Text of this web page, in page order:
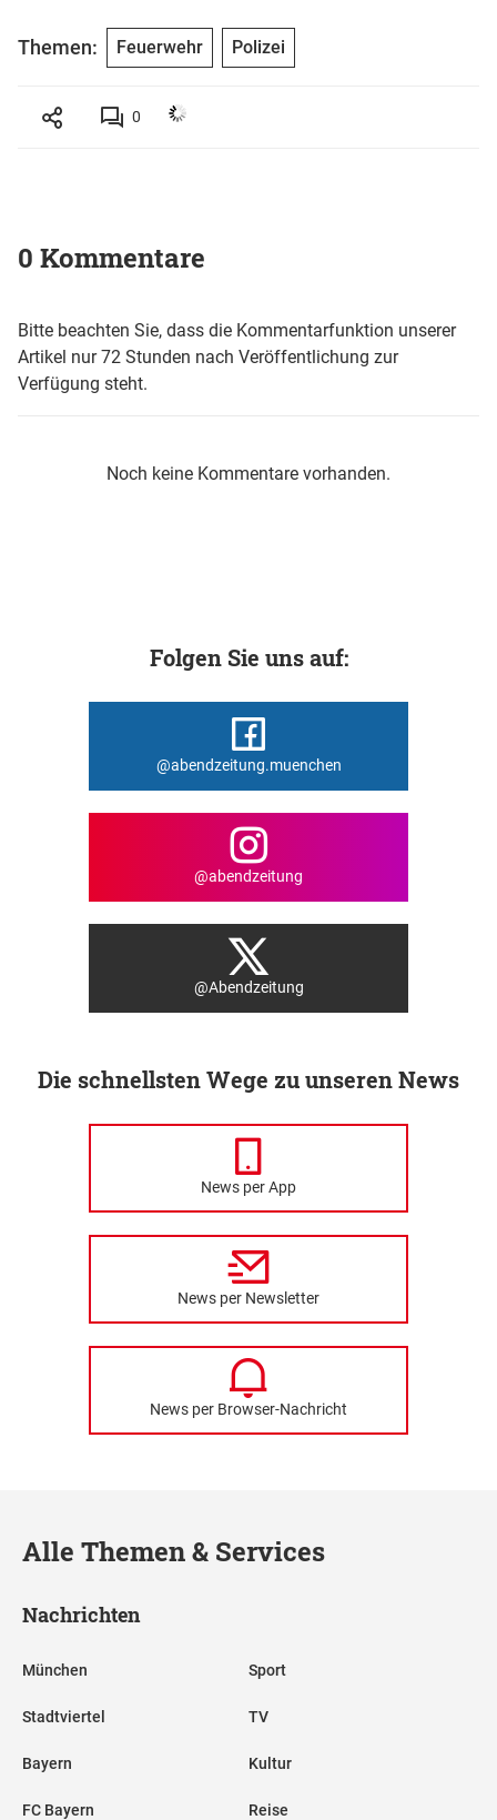
Themen: Feuerwehr Polizei
0
0 Kommentare
Bitte beachten Sie, dass die Kommentarfunktion unserer
Artikel nur 72 Stunden nach Veröffentlichung zur
Verfügung steht.
Noch keine Kommentare vorhanden.
Folgen Sie uns auf:
@abendzeitung.muenchen
@abendzeitung
@Abendzeitung
Die schnellsten Wege zu unseren News
News per App
News per Newsletter
News per Browser-Nachricht
Alle Themen & Services
Nachrichten
München
Stadtviertel
Bayern
FC Bayern
Sport
TV
Kultur
Reise